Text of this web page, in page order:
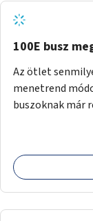
tud állni a
csúcsidőben
befejeztével
100E busz
Az ötlet
menetrend
buszoknak már
ha a 100E
megállna - főleg